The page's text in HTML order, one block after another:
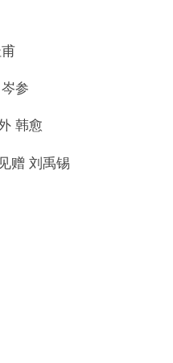
参
韩愈
赠 刘禹锡